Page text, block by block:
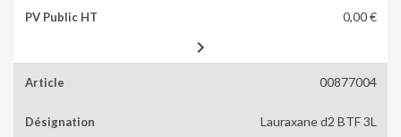
0,00 €

00877004
Lauraxane d2 BTF 3L